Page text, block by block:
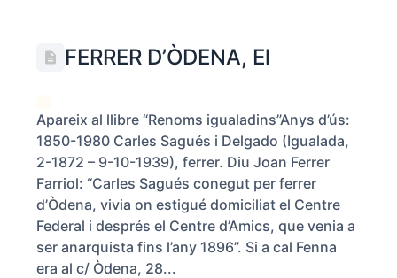
FERRER D’ÒDENA, El
Apareix al llibre “Renoms igualadins”Anys d’ús:
1850-1980 Carles Sagués i Delgado (Igualada,
2-1872 – 9-10-1939), ferrer. Diu Joan Ferrer
Farriol: “Carles Sagués conegut per ferrer
d’Òdena, vivia on estigué domiciliat el Centre
Federal i després el Centre d’Amics, que venia a
ser anarquista fins l’any 1896”. Si a cal Fenna
era al c/ Òdena, 28...